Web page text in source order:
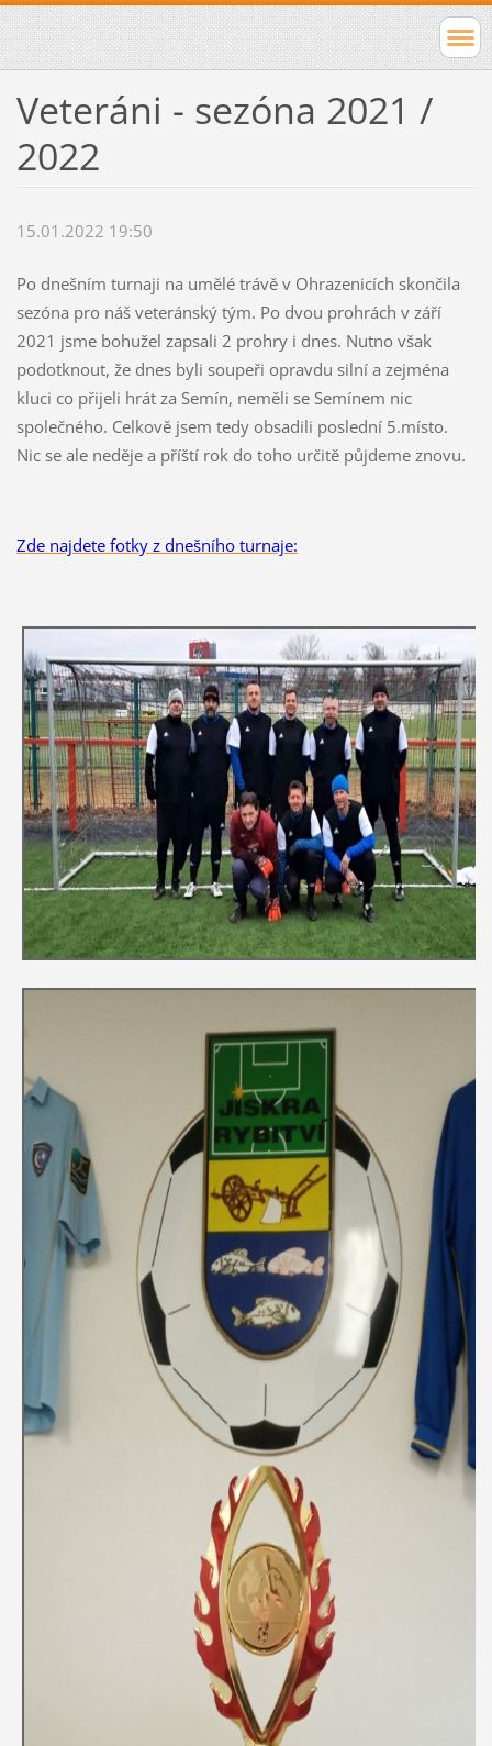
Veteráni - sezóna 2021 /
2022
15.01.2022 19:50
Po dnešním turnaji na umělé trávě v Ohrazenicích skončila
sezóna pro náš veteránský tým. Po dvou prohrách v září
2021 jsme bohužel zapsali 2 prohry i dnes. Nutno však
podotknout, že dnes byli soupeři opravdu silní a zejména
kluci co přijeli hrát za Semín, neměli se Semínem nic
společného. Celkově jsem tedy obsadili poslední 5.místo.
Nic se ale neděje a příští rok do toho určitě půjdeme znovu.
Zde najdete fotky z dnešního turnaje: